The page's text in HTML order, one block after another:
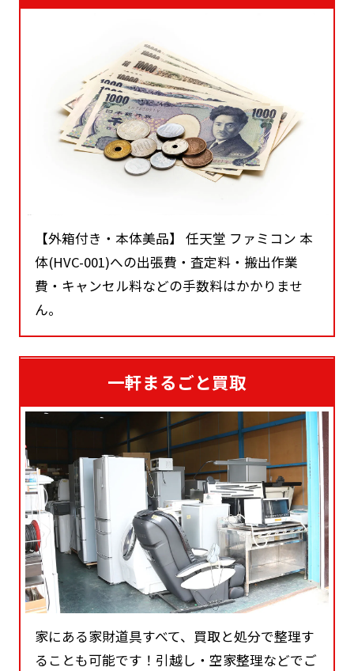
【外箱付き・本体美品】 任天堂 ファミコン 本
体(HVC-001)への出張費・査定料・搬出作業
費・キャンセル料などの手数料はかかりませ
ん。
一軒まるごと買取
家にある家財道具すべて、買取と処分で整理す
ることも可能です！引越し・空家整理などでご